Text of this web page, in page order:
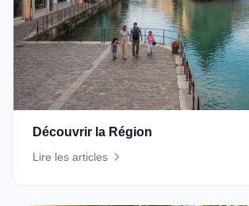
Découvrir la Région
Lire les articles